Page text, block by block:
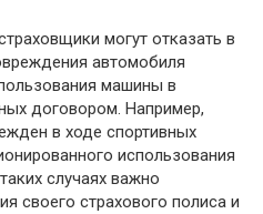
могут отказать в
автомобиля
машины в
договором. Например,
в ходе спортивных
использования
случаях важно
своего страхового полиса и